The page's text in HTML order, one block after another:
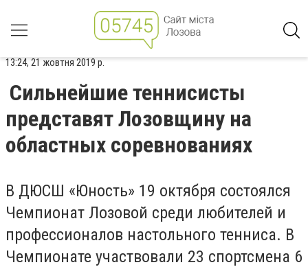
13:24, 21 жовтня 2019 р.
Сильнейшие теннисисты
представят Лозовщину на
областных соревнованиях
В ДЮСШ «Юность» 19 октября состоялся
Чемпионат Лозовой среди любителей и
профессионалов настольного тенниса. В
Чемпионате участвовали 23 спортсмена 6